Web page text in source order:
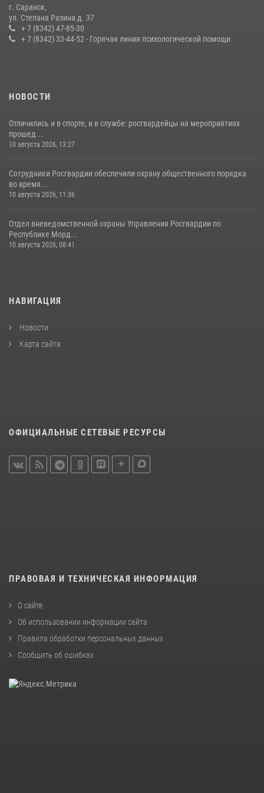
Сотрудники Росгвардии обеспечили безопасность Всероссийского
конкурса профмастерства в Саранске
23 июля 2026, 11:54 4
г. Саранск,
ул. Степана Разина д. 37
+ 7 (8342) 47-85-30
+ 7 (8342) 33-44-52 - Горячая линия психологической помощи
НОВОСТИ
Отличились и в спорте, и в службе: росгвардейцы на мероприятиях
прошед...
10 августа 2026, 13:27
Сотрудники Росгвардии обеспечили охрану общественного порядка
во время...
10 августа 2026, 11:36
Отдел вневедомственной охраны Управления Росгвардии по
Республике Морд...
10 августа 2026, 08:41
НАВИГАЦИЯ
Новости
Карта сайта
ОФИЦИАЛЬНЫЕ СЕТЕВЫЕ РЕСУРСЫ
ПРАВОВАЯ И ТЕХНИЧЕСКАЯ ИНФОРМАЦИЯ
О сайте
Об использовании информации сайта
Правила обработки персональных данных
Сообщить об ошибках